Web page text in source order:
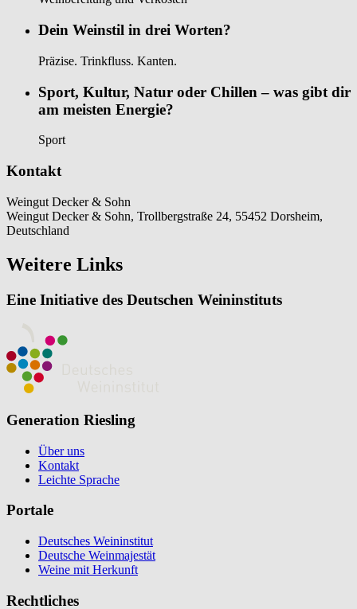
Dein Weinstil in drei Worten?
Präzise. Trinkfluss. Kanten.
Sport, Kultur, Natur oder Chillen – was gibt dir
am meisten Energie?
Sport
Kontakt
Weingut Decker & Sohn
Weingut Decker & Sohn, Trollbergstraße 24, 55452 Dorsheim,
Deutschland
Weitere Links
Eine Initiative des Deutschen Weininstituts
Generation Riesling
Über uns
Kontakt
Leichte Sprache
Portale
Deutsches Weininstitut
Deutsche Weinmajestät
Weine mit Herkunft
Rechtliches